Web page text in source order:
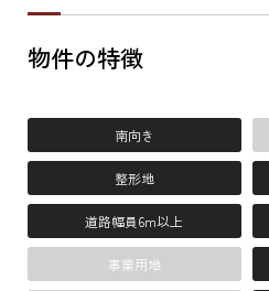
物件の特徴
南向き
整形地
道路幅員6m以上
事業用地